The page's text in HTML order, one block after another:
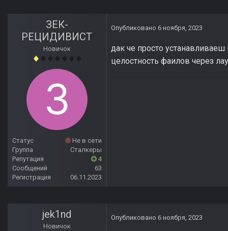
ЗЕК-
РЕЦИДИВИСТ
Новичок
Статус
Не в сети
Группа
Сталкеры
Репутация
4
Сообщений
63
Регистрация
06.11.2023
Опубликовано 6 ноября, 2023
дак че просто
целостность фаилов через
jek1nd
Новичок
Опубликовано 6 ноября, 2023